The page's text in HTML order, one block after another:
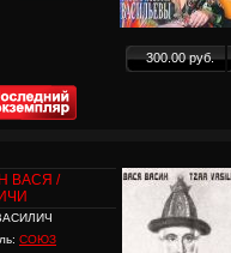
300.00 руб.
ВАСЯ /
СОЮЗ